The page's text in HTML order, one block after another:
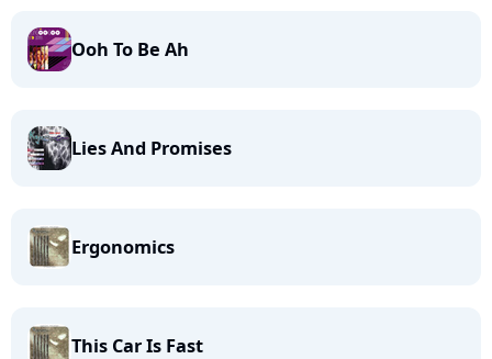
Ooh To Be Ah
Lies And Promises
Ergonomics
This Car Is Fast